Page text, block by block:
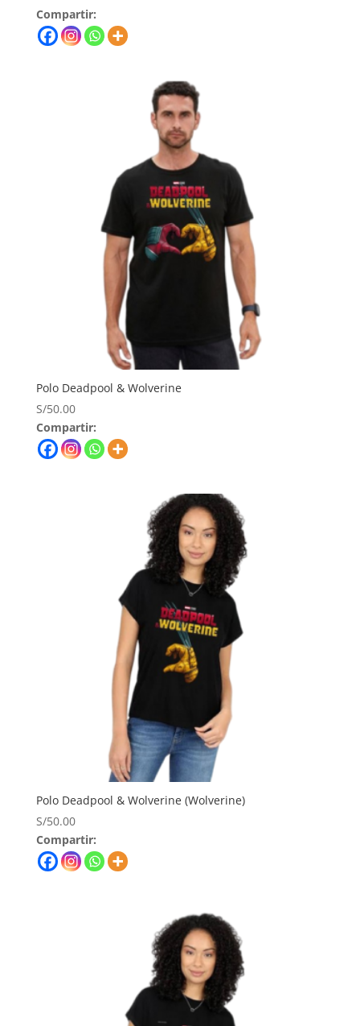
Compartir:
Polo Deadpool & Wolverine
S/50.00
Compartir:
Polo Deadpool & Wolverine (Wolverine)
S/50.00
Compartir: